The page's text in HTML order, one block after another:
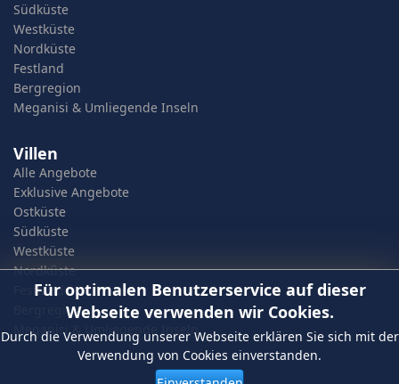
Südküste
Westküste
Nordküste
Festland
Bergregion
Meganisi & Umliegende Inseln
Villen
Alle Angebote
Exklusive Angebote
Ostküste
Südküste
Westküste
Nordküste
Festland
Bergregion
Meganisi & Umliegende Inseln
Für optimalen Benutzerservice auf dieser
Webseite verwenden wir Cookies.
Durch die Verwendung unserer Webseite erklären Sie sich mit der
Verwendung von Cookies einverstanden.